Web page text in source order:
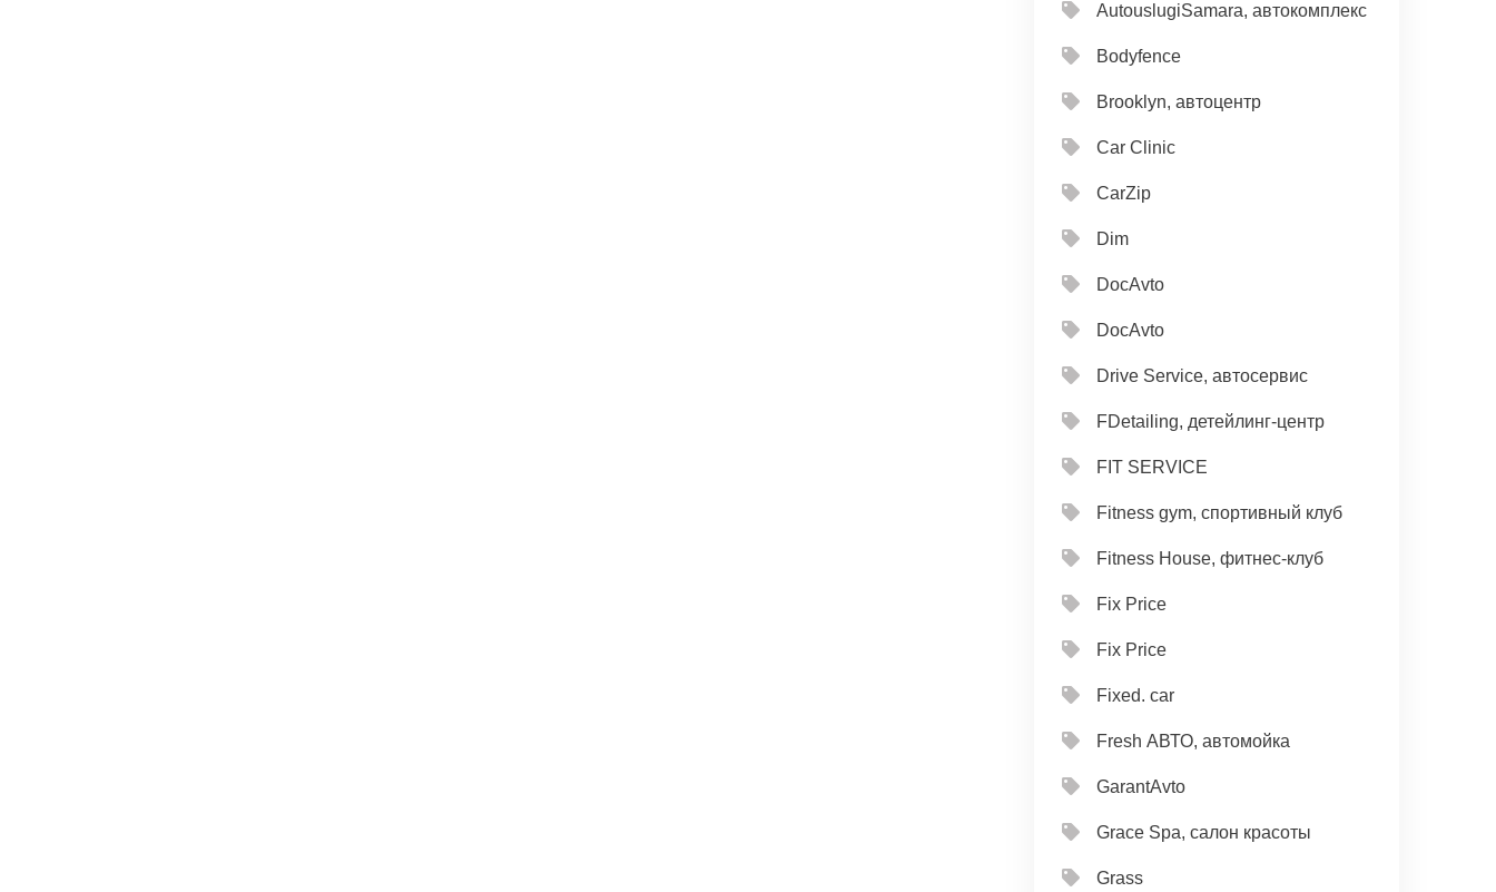
AutouslugiSamara, автокомплекс
Bodyfence
Brooklyn, автоцентр
Car Clinic
CarZip
Dim
DocAvto
DocAvto
Drive Service, автосервис
FDetailing, детейлинг-центр
FIT SERVICE
Fitness gym, спортивный клуб
Fitness House, фитнес-клуб
Fix Price
Fix Price
Fixed. car
Fresh АВТО, автомойка
GarantAvto
Grace Spa, салон красоты
Grass